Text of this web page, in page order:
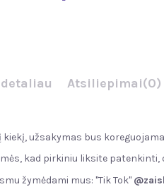
Atsiliepimai(0)
užsakymas bus
kad pirkiniu liksite
žymėdami mus: "Tik Tok"